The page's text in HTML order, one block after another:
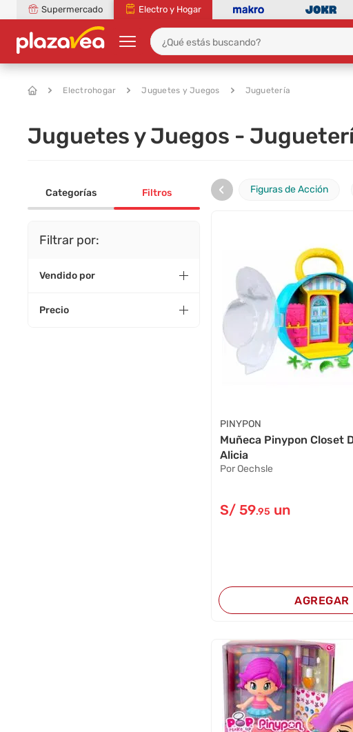
Supermercado Electro y Hogar
Electrohogar Juguetes y Juegos Juguetería
Juguetes y Juegos -
Categorías Filtros
Filtrar por:
Vendido por
Precio
‹ Figuras de Acción
PINYPON
Muñeca Pinypon Closet
Alicia
Por Oechsle
S/59.95 un
AGREGAR